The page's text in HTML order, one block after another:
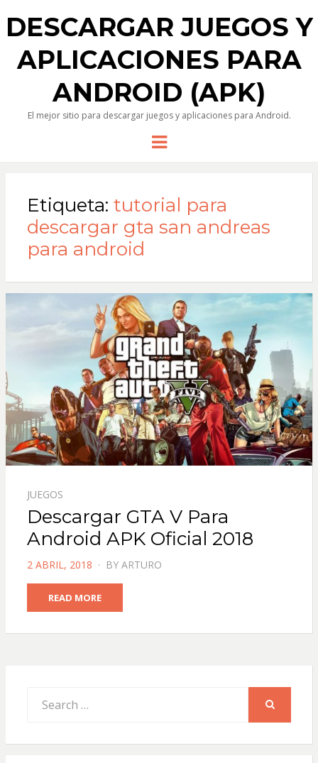
DESCARGAR JUEGOS Y
APLICACIONES PARA
ANDROID (APK)
El mejor sitio para descargar juegos y aplicaciones para Android.
Menu
Etiqueta: tutorial para
descargar gta san andreas
para android
JUEGOS
Descargar GTA V Para
Android APK Oficial 2018
POSTED
2 ABRIL, 2018 BY ARTURO
READ MORE
for: